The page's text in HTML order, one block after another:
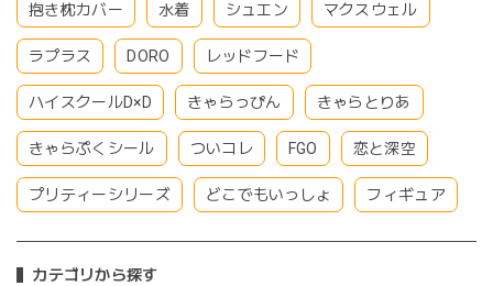
抱き枕カバー 水着 シュエン マクスウェル
ラプラス DORO レッドフード
ハイスクールD×D きゃらっぴん きゃらとりあ
きゃらぷくシール ついコレ FGO 恋と深空
プリティーシリーズ どこでもいっしょ フィギュア
カテゴリから探す